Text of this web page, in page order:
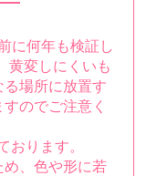
に何年も検証し
黄変しにくいも
場所に放置す
のでご注意く
ります。
、色や形に若